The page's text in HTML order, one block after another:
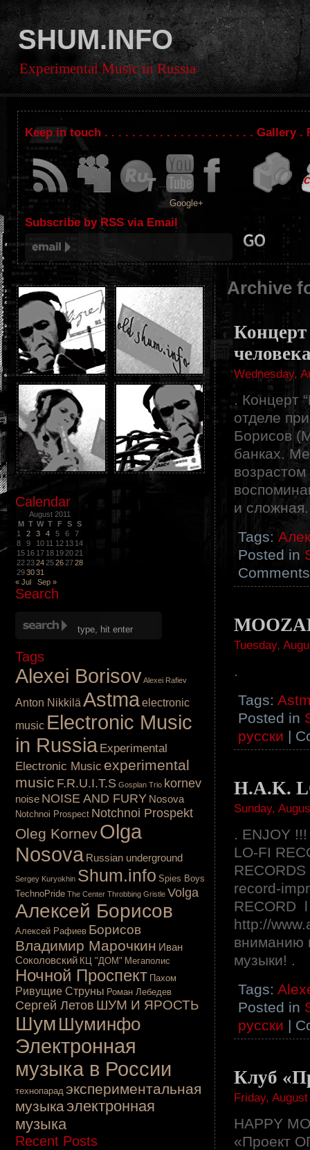
SHUM.INFO
Experimental Music in Russia
Keep in touch . . . . . . . . . . . . . . . . . . . . . . Gallery .
Google+
Subscribe by RSS via Email
Archive
Wednesday,
. Концерт
отделе
Борисов
банках.
и
Tags:
Posted in
Tuesday,
.
Tags:
Posted in
русски |
H.A.K.
Sunday,
. ENJOY
LO-FI
record-
RECORD
http://
вниманию
музыки! .
Tags:
Posted in
русски |
Клуб
Friday,
HAPPY
«Проект
Calendar
August 2011
M T W T F S
S
1
2 3 4 5 6
7
8
9 10 11 12 13 14
15 16 17 18 192021
22232425262728
293031
« Jul
Sep »
Search
Tags
Alexei BorisovAlexei Rafiev
Anton Nikkilä Astmaelectronic
music Electronic Music
in Russia Experimental
Electronic Music experimental
music F.R.U.I.T.S Gosplan Trio kornev
noise NOISE AND FURY Nosova
Notchnoi Prospect Notchnoi Prospekt
Oleg KornevOlga
Nosova Russian underground
Sergey Kuryokhin Shum.info Spies Boys
TechnoPride The Center Throbbing Gristle Volga
Алексей Борисов
Алексей Рафиев Борисов
Владимир Марочкин Иван
Соколовский КЦ "ДОМ" Мегаполис
Ночной Проспект Пахом
Ривущие Струны Роман Лебедев
Сергей Летов ШУМ И ЯРОСТЬ
Шум Шуминфо
Электронная
музыка в России
технопарад экспериментальная
музыкаэлектронная
музыка
Recent Posts